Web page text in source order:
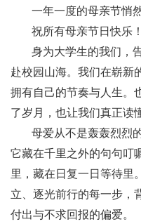
一年一度的母亲节悄
祝所有母亲节日快乐！
身为大学生的我们，
赴校园山海。我们在崭新
拥有自己的节奏与人生。
了岁月，也让我们真正读
母爱从不是轰轰烈烈
它藏在千里之外的句句叮
里，藏在日复一日等待里
立、逐光前行的每一步，
付出与不求回报的偏爱。